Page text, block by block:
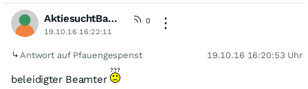
AktiesuchtBauer
0
19.10.16 16:22:11
Antwort auf Pfauengespenst 19.10.16 16:20:53 Uhr
beleidigter Beamter